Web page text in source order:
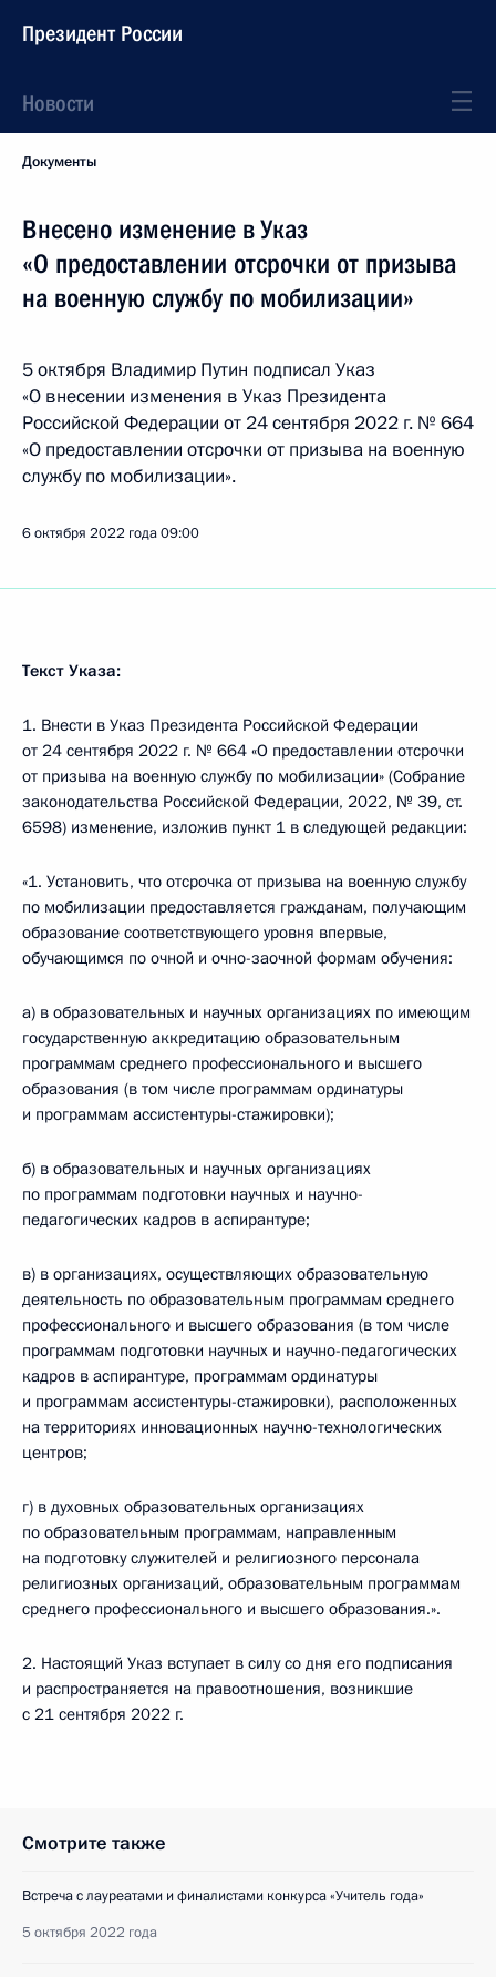
Президент России
Новости
Документы
Внесено изменение в Указ
«О предоставлении отсрочки от призыва
на военную службу по мобилизации»
5 октября Владимир Путин подписал Указ
«О внесении изменения в Указ Президента
Российской Федерации от 24 сентября 2022 г. № 664
«О предоставлении отсрочки от призыва на военную
службу по мобилизации».
6 октября 2022 года09:00
Текст Указа:
1. Внести в Указ Президента Российской Федерации
от 24 сентября 2022 г. № 664 «О предоставлении отсрочки
от призыва на военную службу по мобилизации» (Собрание
законодательства Российской Федерации, 2022, № 39, ст.
6598) изменение, изложив пункт 1 в следующей редакции:
«1. Установить, что отсрочка от призыва на военную службу
по мобилизации предоставляется гражданам, получающим
образование соответствующего уровня впервые,
обучающимся по очной и очно-заочной формам обучения:
а) в образовательных и научных организациях по имеющим
государственную аккредитацию образовательным
программам среднего профессионального и высшего
образования (в том числе программам ординатуры
и программам ассистентуры-стажировки);
б) в образовательных и научных организациях
по программам подготовки научных и научно-
педагогических кадров в аспирантуре;
в) в организациях, осуществляющих образовательную
деятельность по образовательным программам среднего
профессионального и высшего образования (в том числе
программам подготовки научных и научно-педагогических
кадров в аспирантуре, программам ординатуры
и программам ассистентуры-стажировки), расположенных
на территориях инновационных научно-­технологических
центров;
г) в духовных образовательных организациях
по образовательным программам, направленным
на подготовку служителей и религиозного персонала
религиозных организаций, образовательным программам
среднего профессионального и высшего образования.».
2. Настоящий Указ вступает в силу со дня его подписания
и распространяется на правоотношения, возникшие
с 21 сентября 2022 г.
Смотрите также
Встреча с лауреатами и финалистами конкурса «Учитель года»
5 октября 2022 года